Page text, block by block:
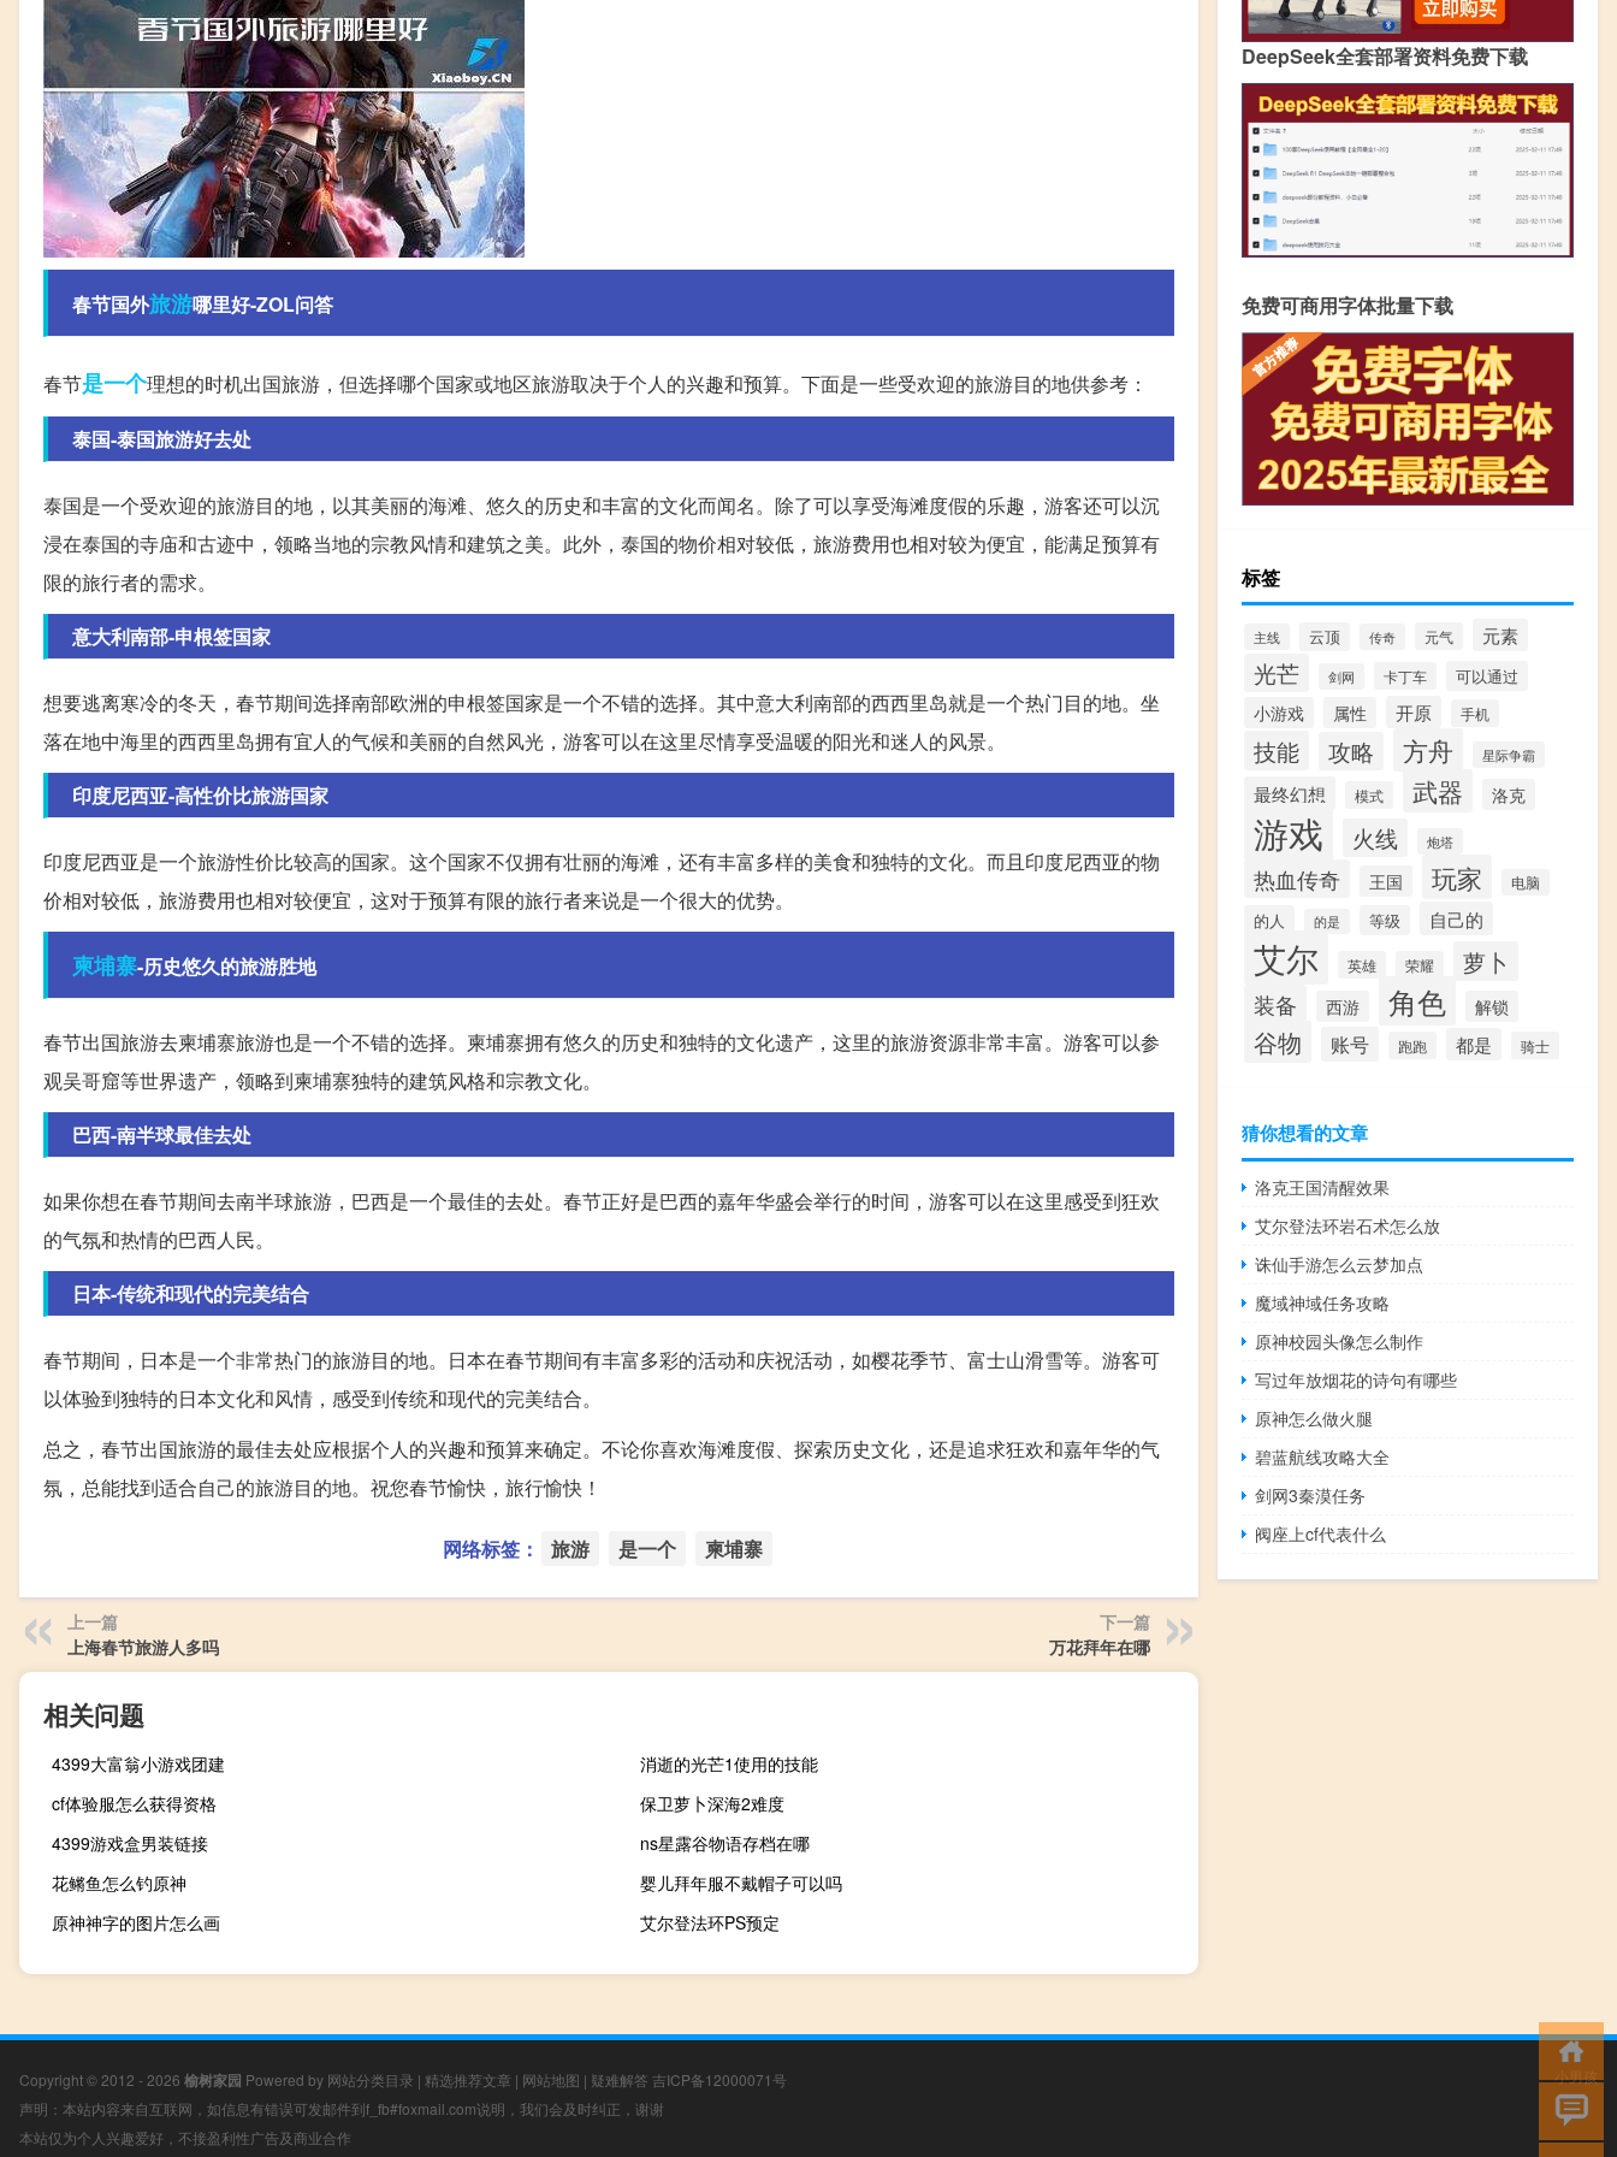
春节国外旅游哪里好-ZOL问答
春节是一个理想的时机出国旅游，但选择哪个国家或地区旅游取决于个人的兴趣和预算。下面是一些受欢迎的旅游目的地供参考：
泰国-泰国旅游好去处
泰国是一个受欢迎的旅游目的地，以其美丽的海滩、悠久的历史和丰富的文化而闻名。除了可以享受海滩度假的乐趣，游客还可以沉
浸在泰国的寺庙和古迹中，领略当地的宗教风情和建筑之美。此外，泰国的物价相对较低，旅游费用也相对较为便宜，能满足预算有
限的旅行者的需求。
意大利南部-申根签国家
想要逃离寒冷的冬天，春节期间选择南部欧洲的申根签国家是一个不错的选择。其中意大利南部的西西里岛就是一个热门目的地。坐
落在地中海里的西西里岛拥有宜人的气候和美丽的自然风光，游客可以在这里尽情享受温暖的阳光和迷人的风景。
印度尼西亚-高性价比旅游国家
印度尼西亚是一个旅游性价比较高的国家。这个国家不仅拥有壮丽的海滩，还有丰富多样的美食和独特的文化。而且印度尼西亚的物
价相对较低，旅游费用也相对较便宜，这对于预算有限的旅行者来说是一个很大的优势。
柬埔寨-历史悠久的旅游胜地
春节出国旅游去柬埔寨旅游也是一个不错的选择。柬埔寨拥有悠久的历史和独特的文化遗产，这里的旅游资源非常丰富。游客可以参
观吴哥窟等世界遗产，领略到柬埔寨独特的建筑风格和宗教文化。
巴西-南半球最佳去处
如果你想在春节期间去南半球旅游，巴西是一个最佳的去处。春节正好是巴西的嘉年华盛会举行的时间，游客可以在这里感受到狂欢
的气氛和热情的巴西人民。
日本-传统和现代的完美结合
春节期间，日本是一个非常热门的旅游目的地。日本在春节期间有丰富多彩的活动和庆祝活动，如樱花季节、富士山滑雪等。游客可
以体验到独特的日本文化和风情，感受到传统和现代的完美结合。
总之，春节出国旅游的最佳去处应根据个人的兴趣和预算来确定。不论你喜欢海滩度假、探索历史文化，还是追求狂欢和嘉年华的气
氛，总能找到适合自己的旅游目的地。祝您春节愉快，旅行愉快！
网络标签： 旅游 是一个 柬埔寨
上一篇
上海春节旅游人多吗
下一篇
万花拜年在哪
相关问题
4399大富翁小游戏团建
消逝的光芒1使用的技能
cf体验服怎么获得资格
保卫萝卜深海2难度
4399游戏盒男装链接
ns星露谷物语存档在哪
花鳉鱼怎么钓原神
婴儿拜年服不戴帽子可以吗
原神神字的图片怎么画
艾尔登法环PS预定
DeepSeek全套部署资料免费下载
免费可商用字体批量下载
标签
主线 云顶 传奇 元气 元素
光芒 剑网 卡丁车 可以通过
小游戏 属性 开原 手机
技能 攻略 方舟 星际争霸
最终幻想 模式 武器 洛克
游戏 火线 炮塔
热血传奇 王国 玩家 电脑
的人 的是 等级 自己的
艾尔 英雄 荣耀 萝卜
装备 西游 角色 解锁
谷物 账号 跑跑 都是 骑士
猜你想看的文章
洛克王国清醒效果
艾尔登法环岩石术怎么放
诛仙手游怎么云梦加点
魔域神域任务攻略
原神校园头像怎么制作
写过年放烟花的诗句有哪些
原神怎么做火腿
碧蓝航线攻略大全
剑网3秦漠任务
阀座上cf代表什么
Copyright © 2012 - 2026 榆树家园 Powered by 网站分类目录 | 精选推荐文章 | 网站地图 | 疑难解答 吉ICP备12000071号
声明：本站内容来自互联网，如信息有错误可发邮件到f_fb#foxmail.com说明，我们会及时纠正，谢谢
本站仅为个人兴趣爱好，不接盈利性广告及商业合作
小男孩